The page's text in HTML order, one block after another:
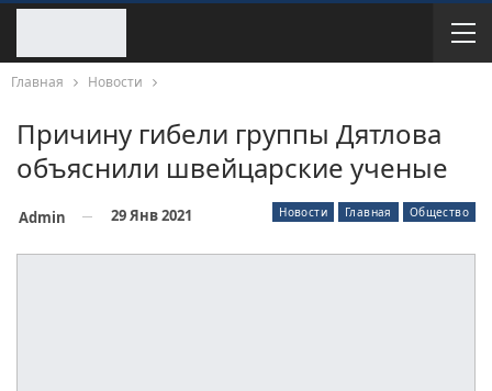
Главная Новости
Причину гибели группы Дятлова
объяснили швейцарские ученые
Новости Главная Общество
Admin 29 Янв 2021